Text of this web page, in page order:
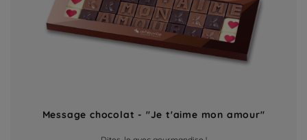
Message chocolat - "Je t'aime mon amour"